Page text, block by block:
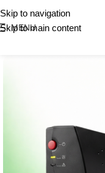
Skip to navigation
Skip to main content
MENU